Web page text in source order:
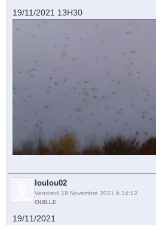
19/11/2021 13H30
loulou02
Vendredi 19 Novembre 2021 à 14:12
OUILLE
19/11/2021